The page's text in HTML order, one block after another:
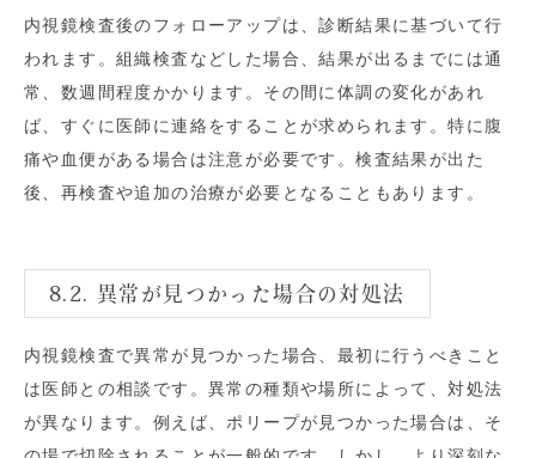
内視鏡検査後のフォローアップは、診断結果に基づいて行
われます。組織検査などした場合、結果が出るまでには通
常、数週間程度かかります。その間に体調の変化があれ
ば、すぐに医師に連絡をすることが求められます。特に腹
痛や血便がある場合は注意が必要です。検査結果が出た
後、再検査や追加の治療が必要となることもあります。
8.2. 異常が見つかった場合の対処法
内視鏡検査で異常が見つかった場合、最初に行うべきこと
は医師との相談です。異常の種類や場所によって、対処法
が異なります。例えば、ポリープが見つかった場合は、そ